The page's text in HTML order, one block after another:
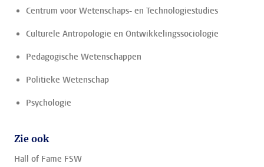
Centrum voor Wetenschaps- en Technologiestudies
Culturele Antropologie en Ontwikkelingssociologie
Pedagogische Wetenschappen
Politieke Wetenschap
Psychologie
Zie ook
Hall of Fame FSW